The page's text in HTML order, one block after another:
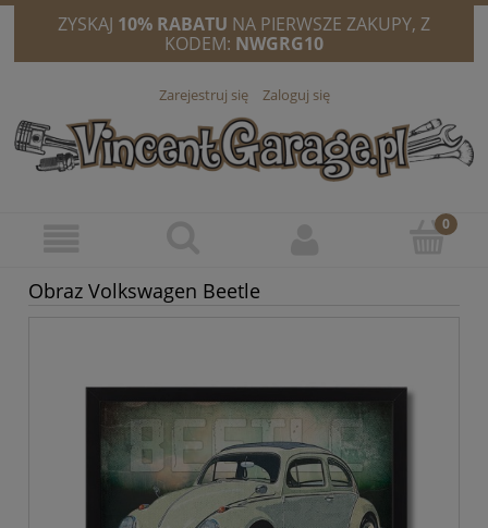
ZYSKAJ 10% RABATU NA PIERWSZE ZAKUPY, Z
KODEM: NWGRG10
Zarejestruj się Zaloguj się
Obraz Volkswagen Beetle